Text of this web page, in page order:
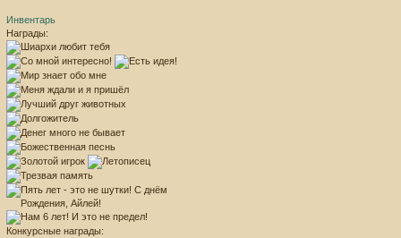
Инвентарь
Награды:
Конкурсные награды: